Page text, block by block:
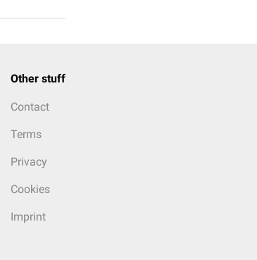
Other stuff
Contact
Terms
Privacy
Cookies
Imprint